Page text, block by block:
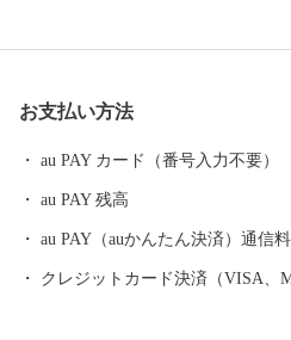
ふるさと”です！(同市丸岡町はコシ
織による織マークは国内シェアの80％
景勝地「東尋坊」に代表される海
れる「丸岡城」などを有することでも有名です
お支払い方法
au PAY カード（番号入力不要）
au PAY 残高
au PAY（auかんたん決済）通信
クレジットカード決済（VISA、